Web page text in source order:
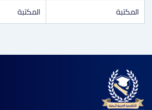
المكتبة
المكتبة